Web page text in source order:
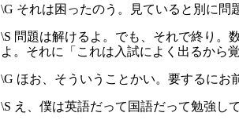
\G それは困ったのう。見ていると別に問
\S 問題は解けるよ。でも、それで終り。
よ。それに「これは入試によく出るから
\G ほお、そういうことかい。要するにお
\S え、僕は英語だって国語だって勉強して